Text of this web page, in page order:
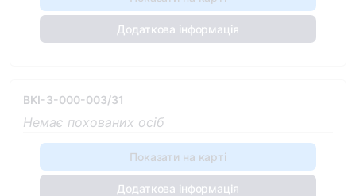
Додаткова інформація
BKI-3-000-003/31
Немає похованих осіб
Показати на карті
Додаткова інформація